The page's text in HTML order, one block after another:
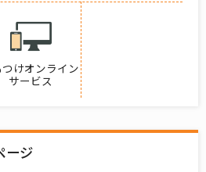
つけオンライン
サービス
ージ